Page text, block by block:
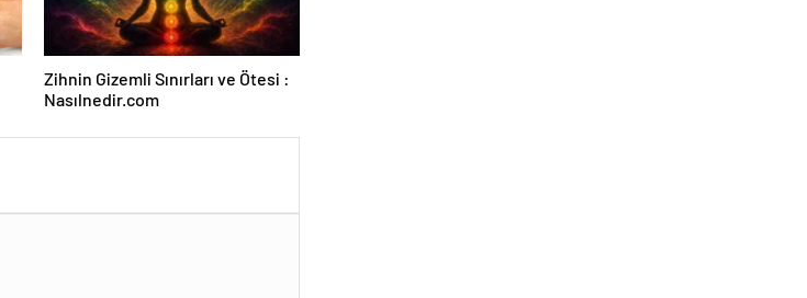
Zihnin Gizemli Sınırları ve Ötesi :
Nasılnedir.com